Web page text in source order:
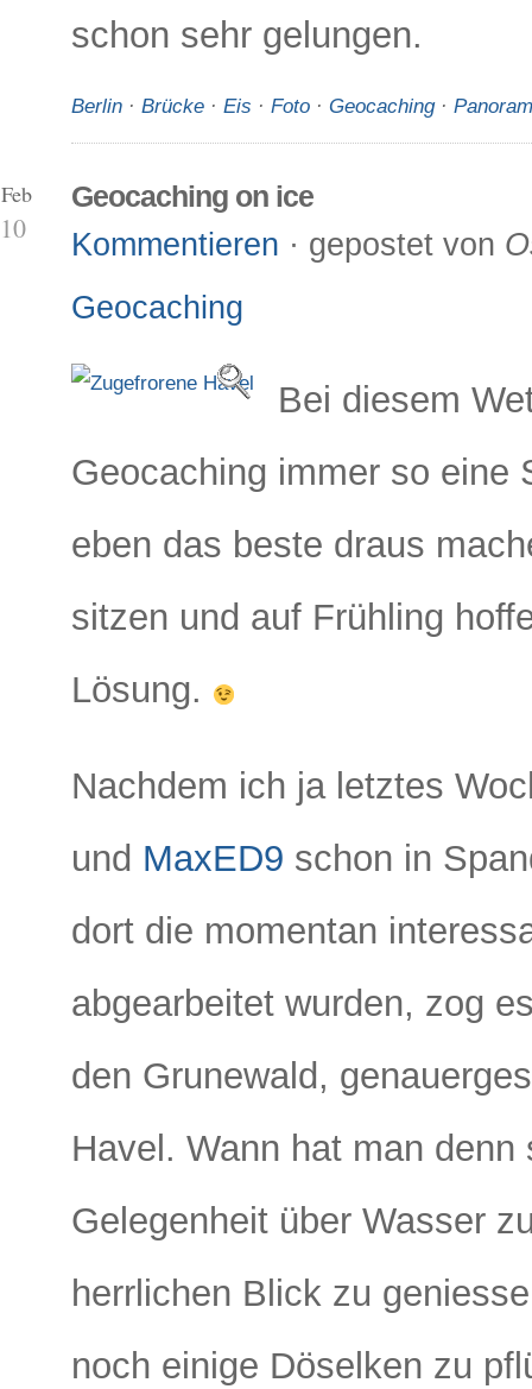
schon sehr gelungen.
Berlin · Brücke · Eis · Foto · Geocaching·
Geocaching on ice
Kommentieren · gepostet von
Geocaching
Bei diesem
Geocaching immer so eine
eben das beste draus
sitzen und auf Frühling
Lösung.
Nachdem ich ja letztes
und MaxED9 schon in
dort die momentan
abgearbeitet wurden, zog
den Grunewald,
Havel. Wann hat man denn
Gelegenheit über Wasser
herrlichen Blick zu
noch einige Döselken zu